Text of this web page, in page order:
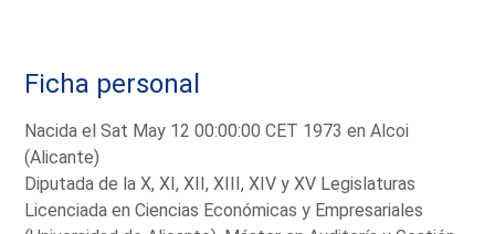
Ficha personal
Nacida el Sat May 12 00:00:00 CET 1973 en Alcoi
(Alicante)
Diputada de la X, XI, XII, XIII, XIV y XV Legislaturas
Licenciada en Ciencias Económicas y Empresariales